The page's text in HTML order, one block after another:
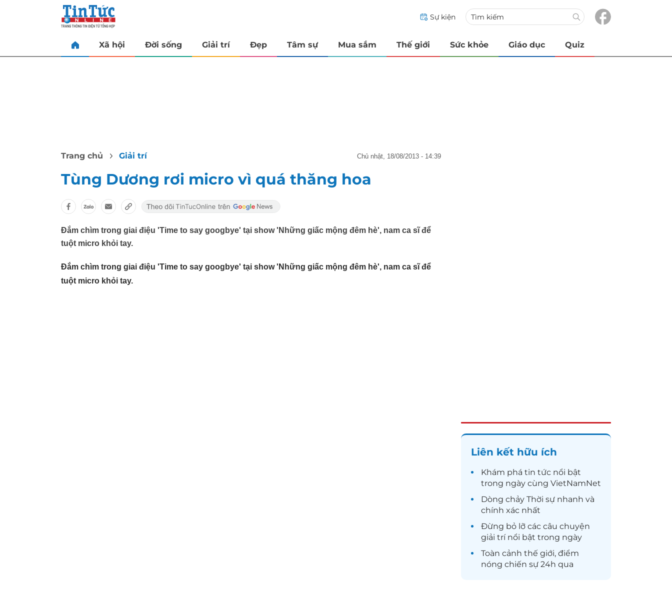
Sự kiện
Xã hội Đời sống Giải trí Đẹp Tâm sự Mua sắm Thế giới Sức khỏe Giáo dục Quiz
Trang chủ Giải trí chủ nhật, 18/08/2013 - 14:39
Tùng Dương rơi micro vì quá thăng hoa
Đắm chìm trong giai điệu 'Time to say googbye' tại show 'Những giấc mộng đêm hè', nam ca sĩ để
tuột micro khỏi tay.
Đắm chìm trong giai điệu 'Time to say googbye' tại show 'Những giấc mộng đêm hè', nam ca sĩ để
tuột micro khỏi tay.
Liên kết hữu ích
Khám phá tin tức nổi bật
trong ngày cùng VietNamNet
Dòng chảy Thời sự nhanh và
chính xác nhất
Đừng bỏ lỡ các câu chuyện
giải trínổi bật trong ngày
Toàn cảnh thế giới, điểm
nóng chiến sự 24h qua